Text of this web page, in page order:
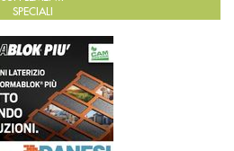
SPECIALI